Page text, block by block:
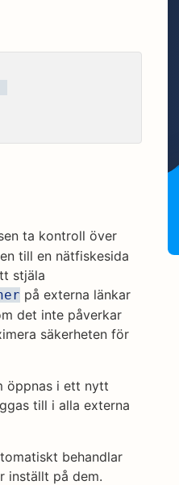
ta kontroll över
till en nätfiskesida
stjäla
på externa länkar
det inte påverkar
säkerheten för
öppnas i ett nytt
till i alla externa
behandlar
inställt på dem.